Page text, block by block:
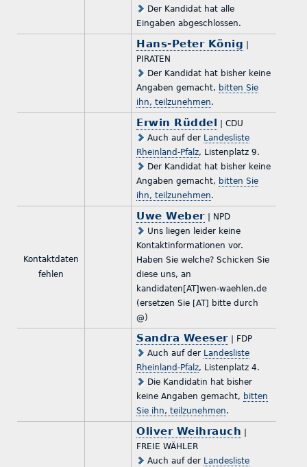
Der Kandidat hat alle
Eingaben abgeschlossen.
Hans-Peter König |
PIRATEN
Der Kandidat hat bisher keine
Angaben gemacht, bitten Sie
ihn, teilzunehmen.
Erwin Rüddel | CDU
Auch auf der Landesliste
Rheinland-Pfalz, Listenplatz 9.
Der Kandidat hat bisher keine
Angaben gemacht, bitten Sie
ihn, teilzunehmen.
Kontaktdaten
fehlen
Uwe Weber| NPD
Uns liegen leider keine
Kontaktinformationen vor.
Haben Sie welche? Schicken Sie
diese uns, an
kandidaten[AT]wen-waehlen.de
(ersetzen Sie [AT] bitte durch
@)
Sandra Weeser| FDP
Auch auf der Landesliste
Rheinland-Pfalz, Listenplatz 4.
Die Kandidatin hat bisher
keine Angaben gemacht, bitten
Sie ihn, teilzunehmen.
Oliver Weihrauch |
FREIE WÄHLER
Auch auf der Landesliste